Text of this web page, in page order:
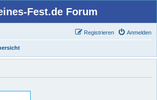
Fest.de Forum
Anmelden
Registrieren